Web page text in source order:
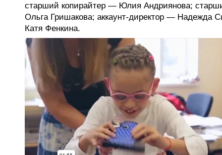
старший копирайтер — Юлия Андриянова;
Ольга Гришакова; аккаунт-директор — Надежда
Катя Фенкина.